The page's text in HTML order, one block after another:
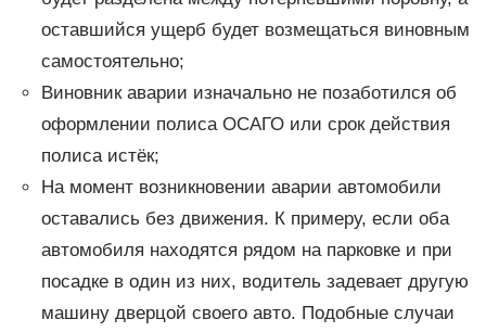
оставшийся ущерб будет возмещаться виновным
самостоятельно;
Виновник аварии изначально не позаботился об
оформлении полиса ОСАГО или срок действия
полиса истёк;
На момент возникновении аварии автомобили
оставались без движения. К примеру, если оба
автомобиля находятся рядом на парковке и при
посадке в один из них, водитель задевает другую
машину дверцой своего авто. Подобные случаи